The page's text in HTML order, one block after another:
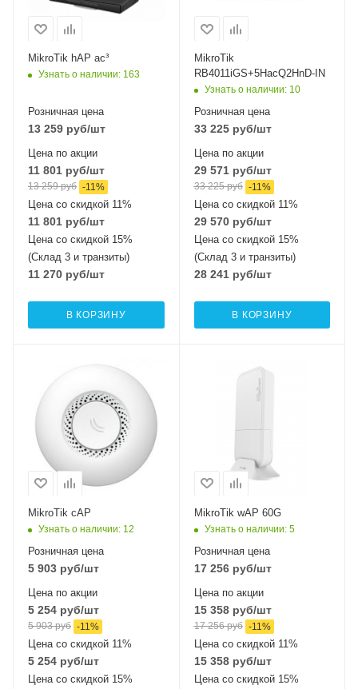
MIMO2x2 + 2,4 ГГЦ
MikroTik hAP ac³
Узнать о наличии: 163
Розничная цена
13 259 руб/шт
Цена по акции
11 801 руб/шт
13 259руб -11%
Цена со скидкой 11%
11 801 руб/шт
Цена со скидкой 15%
(Склад 3 и транзиты)
11 270 руб/шт
В КОРЗИНУ
MIMO4x4 + 2,4 ГГц
MIMO2x2
MikroTik
RB4011iGS+5HacQ2HnD-IN
Узнать о наличии: 10
Розничная цена
33 225руб/шт
Цена по акции
29 571руб/шт
33 225руб -11%
Цена со скидкой 11%
29 570руб/шт
Цена со скидкой 15%
(Склад 3 и транзиты)
28 241руб/шт
В КОРЗИНУ
интерфейсы
1x10/100 Mbps
Ethernet
Wi-Fi интерфейсы
2.4 ГГц 802.11b/g/n
MIMO2x2
MikroTik cAP
Узнать о наличии: 12
Розничная цена
5 903 руб/шт
Цена по акции
5 254 руб/шт
5 903руб -11 %
Цена со скидкой 11%
5 254 руб/шт
Цена со скидкой 15%
MikroTik wAP 60G
Узнать о наличии: 5
Розничная цена
17 256руб/шт
Цена по акции
15 358руб/шт
17 256руб -11 %
Цена со скидкой 11%
15 358руб/шт
Цена со скидкой 15%